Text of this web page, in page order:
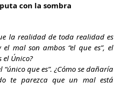
con la sombra
la realidad de toda realidad es
el mal son ambos “el que es”, el
el Único?
que es”. ¿Cómo se dañaría
te parezca que un mal está